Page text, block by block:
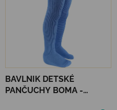
BAVLNIK DETSKÉ
PANČUCHY BOMA -